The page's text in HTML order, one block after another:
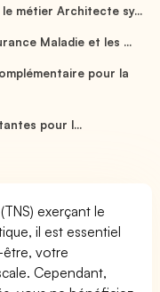
le métier Architecte sy...
Maladie et les ...
pour la
pour l...
exerçant le
il est essentiel
votre
Cependant,